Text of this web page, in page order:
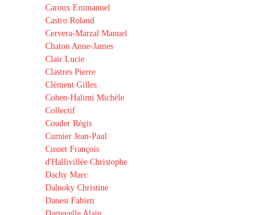
Caroux Emmanuel
Castro Roland
Cervera-Marzal Manuel
Chaton Anne-James
Clair Lucie
Clastres Pierre
Clément Gilles
Cohen-Halimi Michèle
Collectif
Couder Régis
Curnier Jean-Paul
Cusset François
d'Hallivillée Christophe
Dachy Marc
Dalnoky Christine
Danesi Fabien